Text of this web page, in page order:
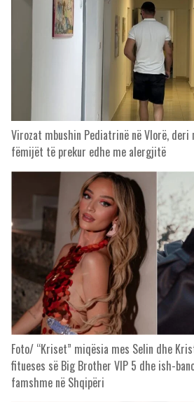
Virozat mbushin Pediatrinë në Vlorë,
fëmijët të prekur edhe me alergjitë
Foto/ “Kriset” miqësia mes Selin dhe
fitueses së Big Brother VIP 5 dhe ish-
famshme në Shqipëri